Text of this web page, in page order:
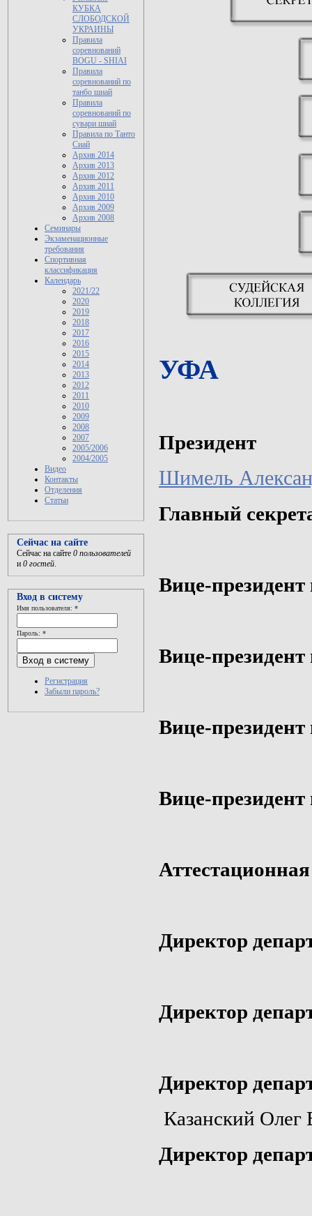
КУБКА
СЛОБОДСКОЙ
УКРАИНЫ
Правила
соревнований
BOGU - SHIAI
Правила
соревнований по
танбо шиай
Правила
соревнований по
сувари шиай
Правила по Танто
Сиай
Архив 2014
Архив 2013
Архив 2012
Архив 2011
Архив 2010
Архив 2009
Архив 2008
Семинары
Экзаменационные
требования
Спортивная
классификация
Календарь
2021/22
2020
2019
2018
2017
2016
2015
2014
2013
2012
2011
2010
2009
2008
2007
2005/2006
2004/2005
Видео
Контакты
Отделения
Статьи
Сейчас на сайте
Сейчас на сайте 0 пользователей
и 0 гостей
Вход в систему
Имя пользователя: *
Пароль: *
Регистрация
Забыли пароль?
УФА
Президент
Шимель
Главный
Вице-
Вице-
Вице-
Вице-
Директор
Директор
Директор
Казанский
Директор